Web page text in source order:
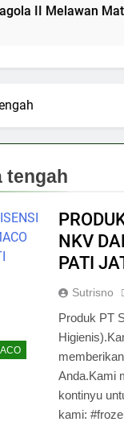
Mataram
tengah
NKV
PATI
Sutrisno
Produk PT
Anda.Kami
kontinyu
kami: